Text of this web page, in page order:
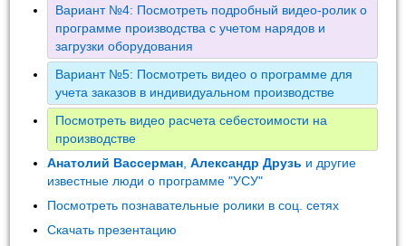
Вариант №4: Посмотреть подробный видео-ролик о
программе производства с учетом нарядов и
загрузки оборудования
Вариант №5: Посмотреть видео о программе для
учета заказов в индивидуальном производстве
Посмотреть видео расчета себестоимости на
производстве
Анатолий Вассерман ,Александр Друзь и другие
известные люди о программе "УСУ"
Посмотреть познавательные ролики в соц. сетях
Скачать презентацию